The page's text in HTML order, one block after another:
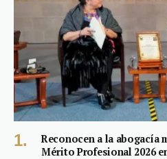
Reconocen a la abogacía
Mérito Profesional 2026